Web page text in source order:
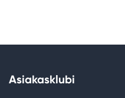
Asiakasklubi